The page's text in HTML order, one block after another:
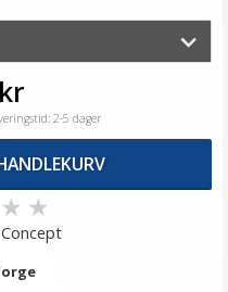
2-5 dager
★ ★